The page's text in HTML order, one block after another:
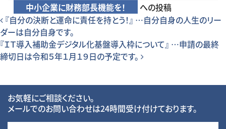
中小企業に財務部長機能を！ への投稿
投稿ナビゲーション
『自分の決断と運命に責任を持とう！』 …自分自身の人生のリー
ダーは自分自身です。
『ＩＴ導入補助金デジタル化基盤導入枠について』 …申請の最終
締切日は令和５年１月１９日の予定です。
お気軽にご相談ください。
メールでのお問い合わせは24時間受け付けております。